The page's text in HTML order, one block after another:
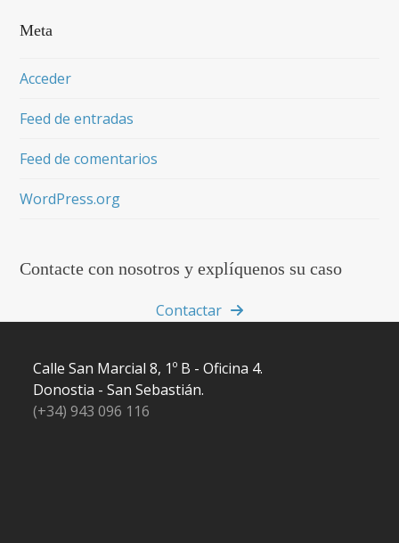
Meta
Acceder
Feed de entradas
Feed de comentarios
WordPress.org
Contacte con nosotros y explíquenos su caso
Contactar
Calle San Marcial 8, 1º B - Oficina 4.
Donostia - San Sebastián.
(+34) 943 096 116